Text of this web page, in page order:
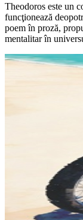
Theodoros este un
funcţionează
poem în proză,
mentalitar în